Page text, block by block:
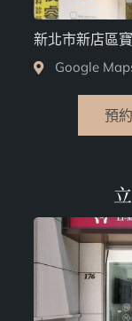
新北市新店區
Google
預